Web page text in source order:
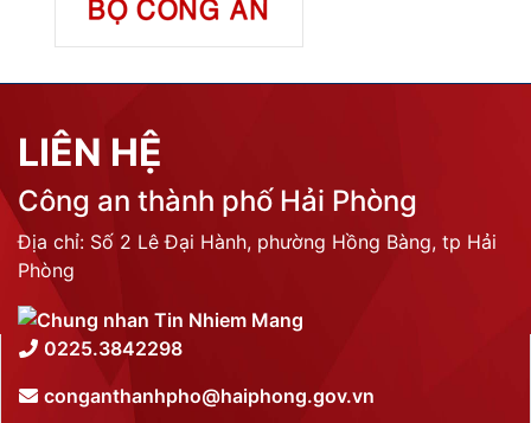
LIÊN HỆ
Công an thành phố Hải Phòng
Địa chỉ: Số 2 Lê Đại Hành, phường Hồng Bàng, tp Hải
Phòng
0225.3842298
conganthanhpho@haiphong.gov.vn